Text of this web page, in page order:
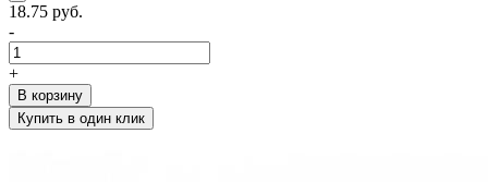
18.75 руб.
-
+
В корзину
Купить в один клик